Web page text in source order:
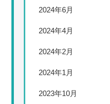
2024年6月
2024年4月
2024年2月
2024年1月
2023年10月